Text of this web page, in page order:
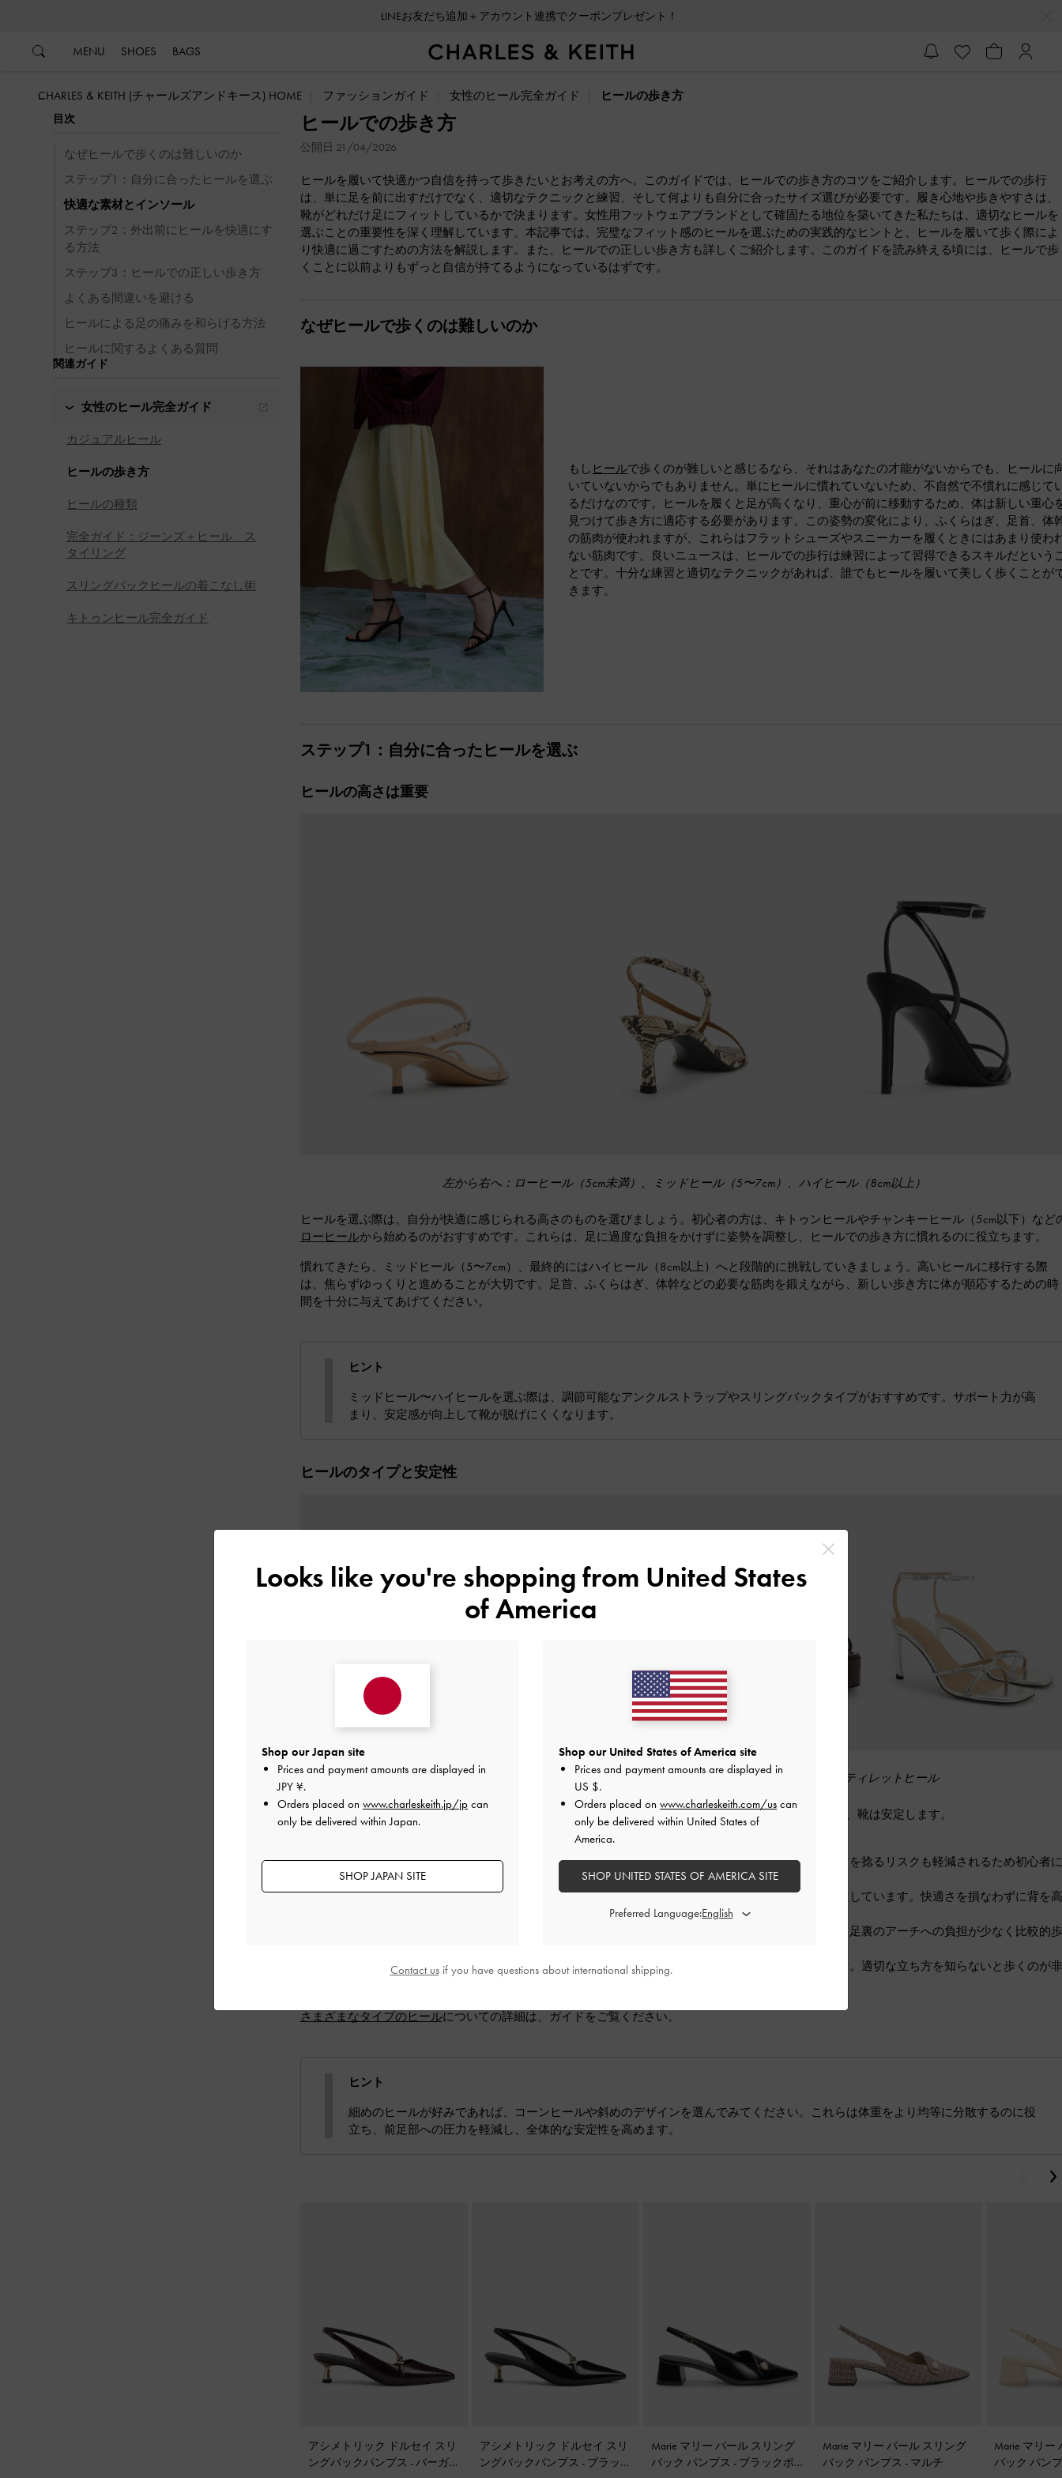
LINEお友だち追加＋アカウント連携でクーポンプレゼント！
MENU SHOES BAGS
CHARLES & KEITH (チャールズアンドキース) HOME ファッションガイド 女性のヒール完全ガイド ヒールの歩き方
目次
なぜヒールで歩くのは難しいのか
ステップ1：自分に合ったヒールを選ぶ
快適な素材とインソール
ステップ2：外出前にヒールを快適にす
る方法
ステップ3：ヒールでの正しい歩き方
よくある間違いを避ける
ヒールによる足の痛みを和らげる方法
ヒールに関するよくある質問
関連ガイド
女性のヒール完全ガイド
カジュアルヒール
ヒールの歩き方
ヒールの種類
完全ガイド：ジーンズ＋ヒール ス
タイリング
スリングバックヒールの着こなし術
キトゥンヒール完全ガイド
ヒールでの歩き方
公開日 21/04/2026
ヒールを履いて快適かつ自信を持って歩きたいとお考えの方へ。このガイドでは、ヒールでの歩き方のコツをご紹介します。ヒールでの歩行
は、単に足を前に出すだけでなく、適切なテクニックと練習、そして何よりも自分に合ったサイズ選びが必要です。履き心地や歩きやすさは、
靴がどれだけ足にフィットしているかで決まります。女性用フットウェアブランドとして確固たる地位を築いてきた私たちは、適切なヒールを
選ぶことの重要性を深く理解しています。本記事では、完璧なフィット感のヒールを選ぶための実践的なヒントと、ヒールを履いて歩く際によ
り快適に過ごすための方法を解説します。また、ヒールでの正しい歩き方も詳しくご紹介します。このガイドを読み終える頃には、ヒールで歩
くことに以前よりもずっと自信が持てるようになっているはずです。
なぜヒールで歩くのは難しいのか
もし ヒールで歩くのが難しいと感じるなら、それはあなたの才能がないからでも、ヒールに
いていないからでもありません。単にヒールに慣れていないため、不自然で不慣れに感じて
るだけなのです。ヒールを履くと足が高くなり、重心が前に移動するため、体は新しい重心
見つけて歩き方に適応する必要があります。この姿勢の変化により、ふくらはぎ、足首、体
の筋肉が使われますが、これらはフラットシューズやスニーカーを履くときにはあまり使わ
ない筋肉です。良いニュースは、ヒールでの歩行は練習によって習得できるスキルだという
とです。十分な練習と適切なテクニックがあれば、誰でもヒールを履いて美しく歩くことが
きます。
ステップ1：自分に合ったヒールを選ぶ
ヒールの高さは重要
左から右へ：ローヒール（5cm未満）、ミッドヒール（5〜7cm）、ハイヒール（8cm以上）
ヒールを選ぶ際は、自分が快適に感じられる高さのものを選びましょう。初心者の方は、キトゥンヒールやチャンキーヒール（5cm以下）など
ローヒールから始めるのがおすすめです。これらは、足に過度な負担をかけずに姿勢を調整し、ヒールでの歩き方に慣れるのに役立ちます。
慣れてきたら、ミッドヒール（5〜7cm）、最終的にはハイヒール（8cm以上）へと段階的に挑戦していきましょう。高いヒールに移行する際
は、焦らずゆっくりと進めることが大切です。足首、ふくらはぎ、体幹などの必要な筋肉を鍛えながら、新しい歩き方に体が順応するための時
間を十分に与えてあげてください。
ヒント
ミッドヒール〜ハイヒールを選ぶ際は、調節可能なアンクルストラップやスリングバックタイプがおすすめです。サポート力が高
まり、安定感が向上して靴が脱げにくくなります。
ヒールのタイプと安定性
左から右へ：ブロックヒール、ウェッジソール、プラットフォームヒール、スティレットヒール
ヒールの高さだけでなく、そのタイプも安定性に大きく影響します。接地面が広いほど体重が分散され、靴は安定します。
は細身ですが、地面に近いため歩きやすく、初心者の方や日常使いに最適です。
ブロックヒールは底が広く安定感抜群です。体重を均等に分散できるため足への負担が少なく、足首を捻るリスクも軽減されるため初心者に
もおすすめです。
ウェッジソールは底が前後まで繋がっているため、足裏全体で体重を支えることができ、非常に安定しています。快適さを損なわずに背を高
は、つま先側にも厚みがあるため、実際の高さよりも傾斜が緩やかになり、足裏のアーチへの負担が少なく比較的歩
スティレットヒールは接地面が非常に小さいため、体重の大半が足の付け根（母指球）にかかります。適切な立ち方を知らないと歩くのが非
さまざまなタイプのヒールについての詳細は、ガイドをご覧ください。
ヒント
細めのヒールが好みであれば、コーンヒールや斜めのデザインを選んでみてください。これらは体重をより均等に分散するのに役
立ち、前足部への圧力を軽減し、全体的な安定性を高めます。
アシメトリック ドルセイ スリ
ングバックパンプス -バーガン
アシメトリック ドルセイ スリ
ングバックパンプス - ブラック
Marie マリー パール スリング
バック パンプス - ブラックボ
Marie マリー パール スリング
バック パンプス - マルチ
Marie マリー
バック パン
戻る
Looks like you're shopping from United States
of America
Shop our Japan site
Prices and payment amounts are displayed in
JPY ¥.
Orders placed on www.charleskeith.jp/jp can
only be delivered within Japan.
SHOP JAPAN SITE
Shop our United States of America site
Prices and payment amounts are displayed in
US $.
Orders placed on www.charleskeith.com/us can
only be delivered within United States of
America.
SHOP UNITED STATES OF AMERICA SITE
Preferred Language:
Contact usif you have questions about international shipping.